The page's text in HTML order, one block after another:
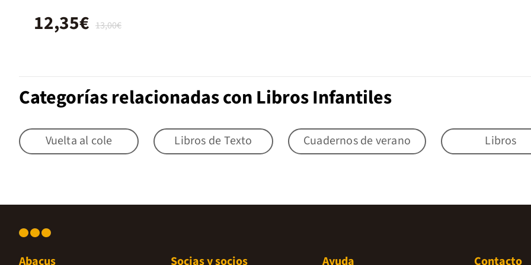
13,00€
12,35€
Categorías relacionadas con Libros Infantiles
Vuelta al cole Libros de Texto Cuadernos de verano Libros
Abacus Socias y socios Ayuda Contacto